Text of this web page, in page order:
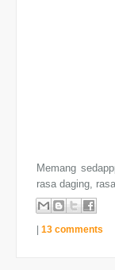
Memang
rasa daging,
| 13 comments